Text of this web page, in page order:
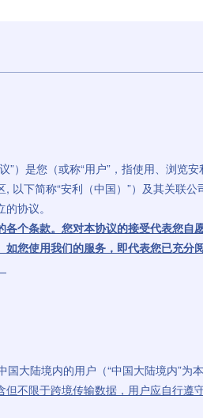
”）是您（或称“用户”，指使用、浏
下简称“安利（中国）”）及其关联
协议。
个条款。您对本协议的接受代表您
您使用我们的服务，即代表您已充
国大陆境内的用户（“中国大陆境内”为
不限于跨境传输数据，用户应自行